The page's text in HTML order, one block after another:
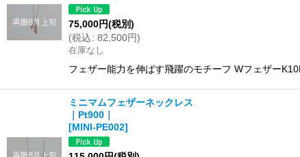
75,000円(税別)
(税込: 82,500円)
在庫なし
フェザー能力を伸ばす飛躍のモチーフ Wフェザー
ミニマムフェザーネックレス
｜Pt900｜
[MINI-PE002]